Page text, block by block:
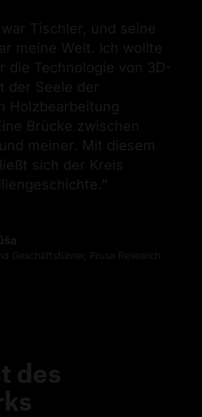
Tischler, und seine
meine Welt. Ich wollte
die Technologie von 3D-
der Seele der
Holzbearbeitung
Brücke zwischen
meiner. Mit diesem
sich der Kreis
”
Geschäftsführer, Prusa Research
des